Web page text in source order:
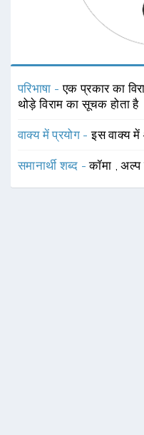
परिभाषा -एक प्रकार का
थोड़े विराम का सूचक होता है
वाक्य में प्रयोग -इस वाक्य में
समानार्थी शब्द -कॉमा ,अल्प